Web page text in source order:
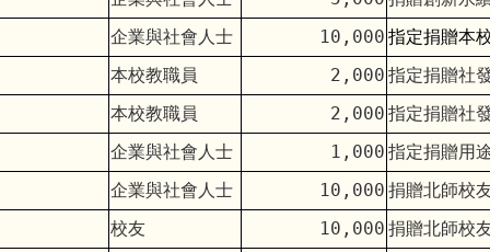
企業與社會人士
10,000 指定捐贈本
本校教職員 2,000 指定捐贈社
本校教職員
2,000 指定捐贈社
企業與社會人士
1,000 指定捐贈用
企業與社會人士
10,000 捐贈北師校
校友
10,000 捐贈北師校